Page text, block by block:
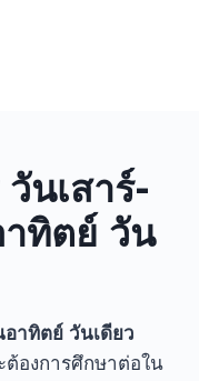
นเสาร์-
ทิตย์ วัน
าทิตย์ วันเดียว
องการศึกษาต่อใน